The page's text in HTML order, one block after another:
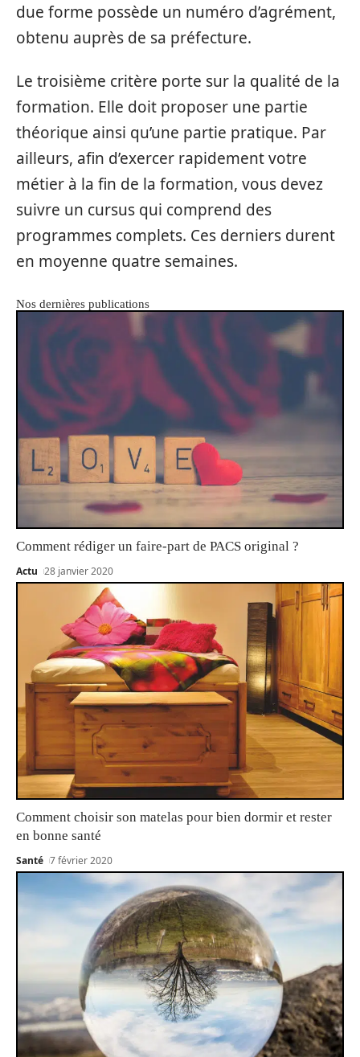
due forme possède un numéro d’agrément,
obtenu auprès de sa préfecture.
Le troisième critère porte sur la qualité de la
formation. Elle doit proposer une partie
théorique ainsi qu’une partie pratique. Par
ailleurs, afin d’exercer rapidement votre
métier à la fin de la formation, vous devez
suivre un cursus qui comprend des
programmes complets. Ces derniers durent
en moyenne quatre semaines.
Nos dernières publications
Comment rédiger un faire-part de PACS original ?
Actu 28 janvier 2020
Comment choisir son matelas pour bien dormir et rester
en bonne santé
Santé 7 février 2020